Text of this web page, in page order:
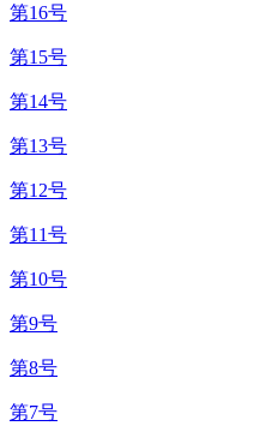
第16号
第15号
第14号
第13号
第12号
第11号
第10号
第9号
第8号
第7号